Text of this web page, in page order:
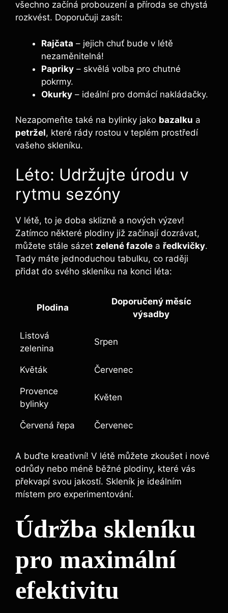
všechno začíná probouzení a příroda se chystá
rozkvést. Doporučuji zasít:
Rajčata – jejich chuť bude v létě
nezaměnitelná!
Papriky – skvělá volba pro chutné
pokrmy.
Okurky – ideální pro domácí nakládačky.
Nezapomeňte také na bylinky jako bazalku a
petržel, které rády rostou v teplém prostředí
vašeho skleníku.
Léto: Udržujte úrodu v
rytmu sezóny
V létě, to je doba sklizně a nových výzev!
Zatímco některé plodiny již začínají dozrávat,
můžete stále sázet zelené fazole a ředkvičky.
Tady máte jednoduchou tabulku, co raději
přidat do svého skleníku na konci léta:
Plodina
Doporučený měsíc
výsadby
Listová
zelenina
Srpen
Květák Červenec
Provence
bylinky
Květen
Červená řepa Červenec
A buďte kreativní! V létě můžete zkoušet i nové
odrůdy nebo méně běžné plodiny, které vás
překvapí svou jakostí. Skleník je ideálním
místem pro experimentování.
Údržba skleníku
pro maximální
efektivitu